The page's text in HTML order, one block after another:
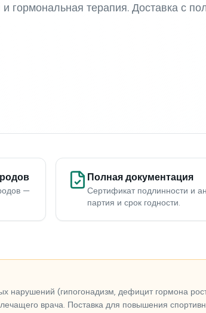
гормональная терапия. Доставка с
—
Полная документация
Сертификат подлинности и
партия и срок годности.
нарушений (гипогонадизм, дефицит гормона
врача. Поставка для повышения